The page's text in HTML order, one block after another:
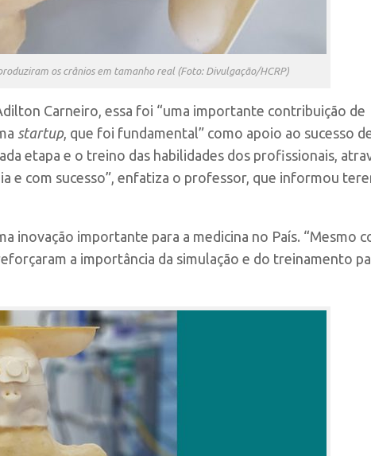
os crânios em tamanho real (Foto: Divulgação/HCRP)
Carneiro, essa foi “uma importante contribuição de
startup, que foi fundamental” como apoio ao sucesso
etapa e o treino das habilidades dos profissionais,
e com sucesso”, enfatiza o professor, que informou
inovação importante para a medicina no País. “Mesmo
a importância da simulação e do treinamento